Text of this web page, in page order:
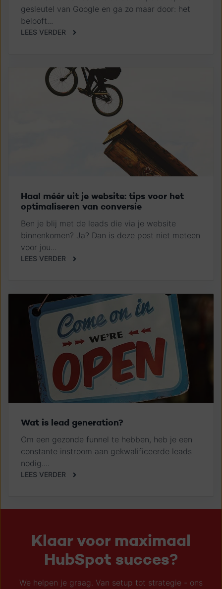
gesleutel van Google en ga zo maar door: het
belooft...
LEES VERDER
Haal méér uit je website: tips voor het
optimaliseren van conversie
Ben je blij met de leads die via je website
binnenkomen? Ja? Dan is deze post niet meteen
voor jou...
LEES VERDER
Wat is lead generation?
Om een gezonde funnel te hebben, heb je een
constante instroom aan gekwalificeerde leads
nodig....
LEES VERDER
Klaar voor maximaal
HubSpot succes?
We helpen je graag. Van setup tot strategie - ons